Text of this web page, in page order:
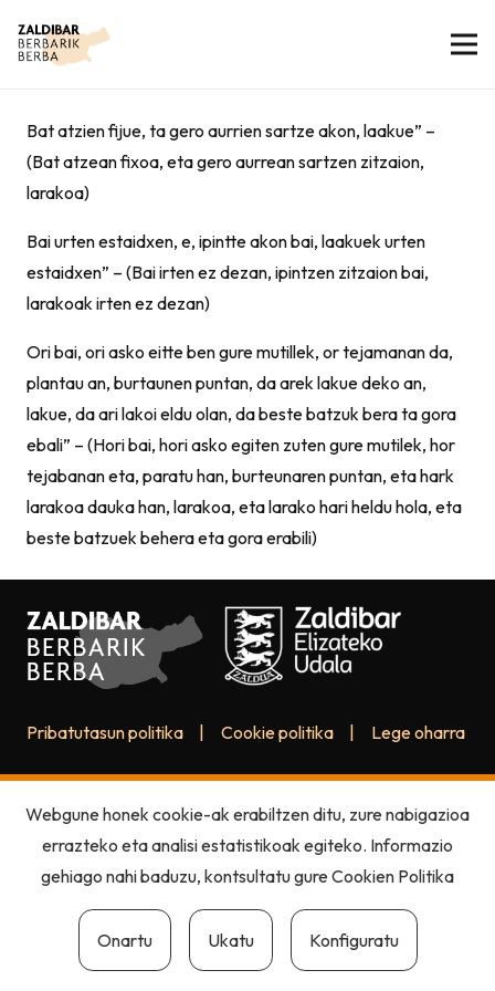
Bat atzien fijue, ta gero aurrien sartze akon, laakue” –
(Bat atzean fixoa, eta gero aurrean sartzen zitzaion,
larakoa)
Bai urten estaidxen, e, ipintte akon bai, laakuek urten
estaidxen” – (Bai irten ez dezan, ipintzen zitzaion bai,
larakoak irten ez dezan)
Ori bai, ori asko eitte ben gure mutillek, or tejamanan da,
plantau an, burtaunen puntan, da arek lakue deko an,
lakue, da ari lakoi eldu olan, da beste batzuk bera ta gora
ebali” – (Hori bai, hori asko egiten zuten gure mutilek, hor
tejabanan eta, paratu han, burteunaren puntan, eta hark
larakoa dauka han, larakoa, eta larako hari heldu hola, eta
beste batzuek behera eta gora erabili)
Pribatutasun politika Cookie politika Lege oharra
Webgune honek cookie-ak erabiltzen ditu, zure nabigazioa
errazteko eta analisi estatistikoak egiteko. Informazio
gehiago nahi baduzu, kontsultatu gureCookien Politika
Onartu Ukatu Konfiguratu